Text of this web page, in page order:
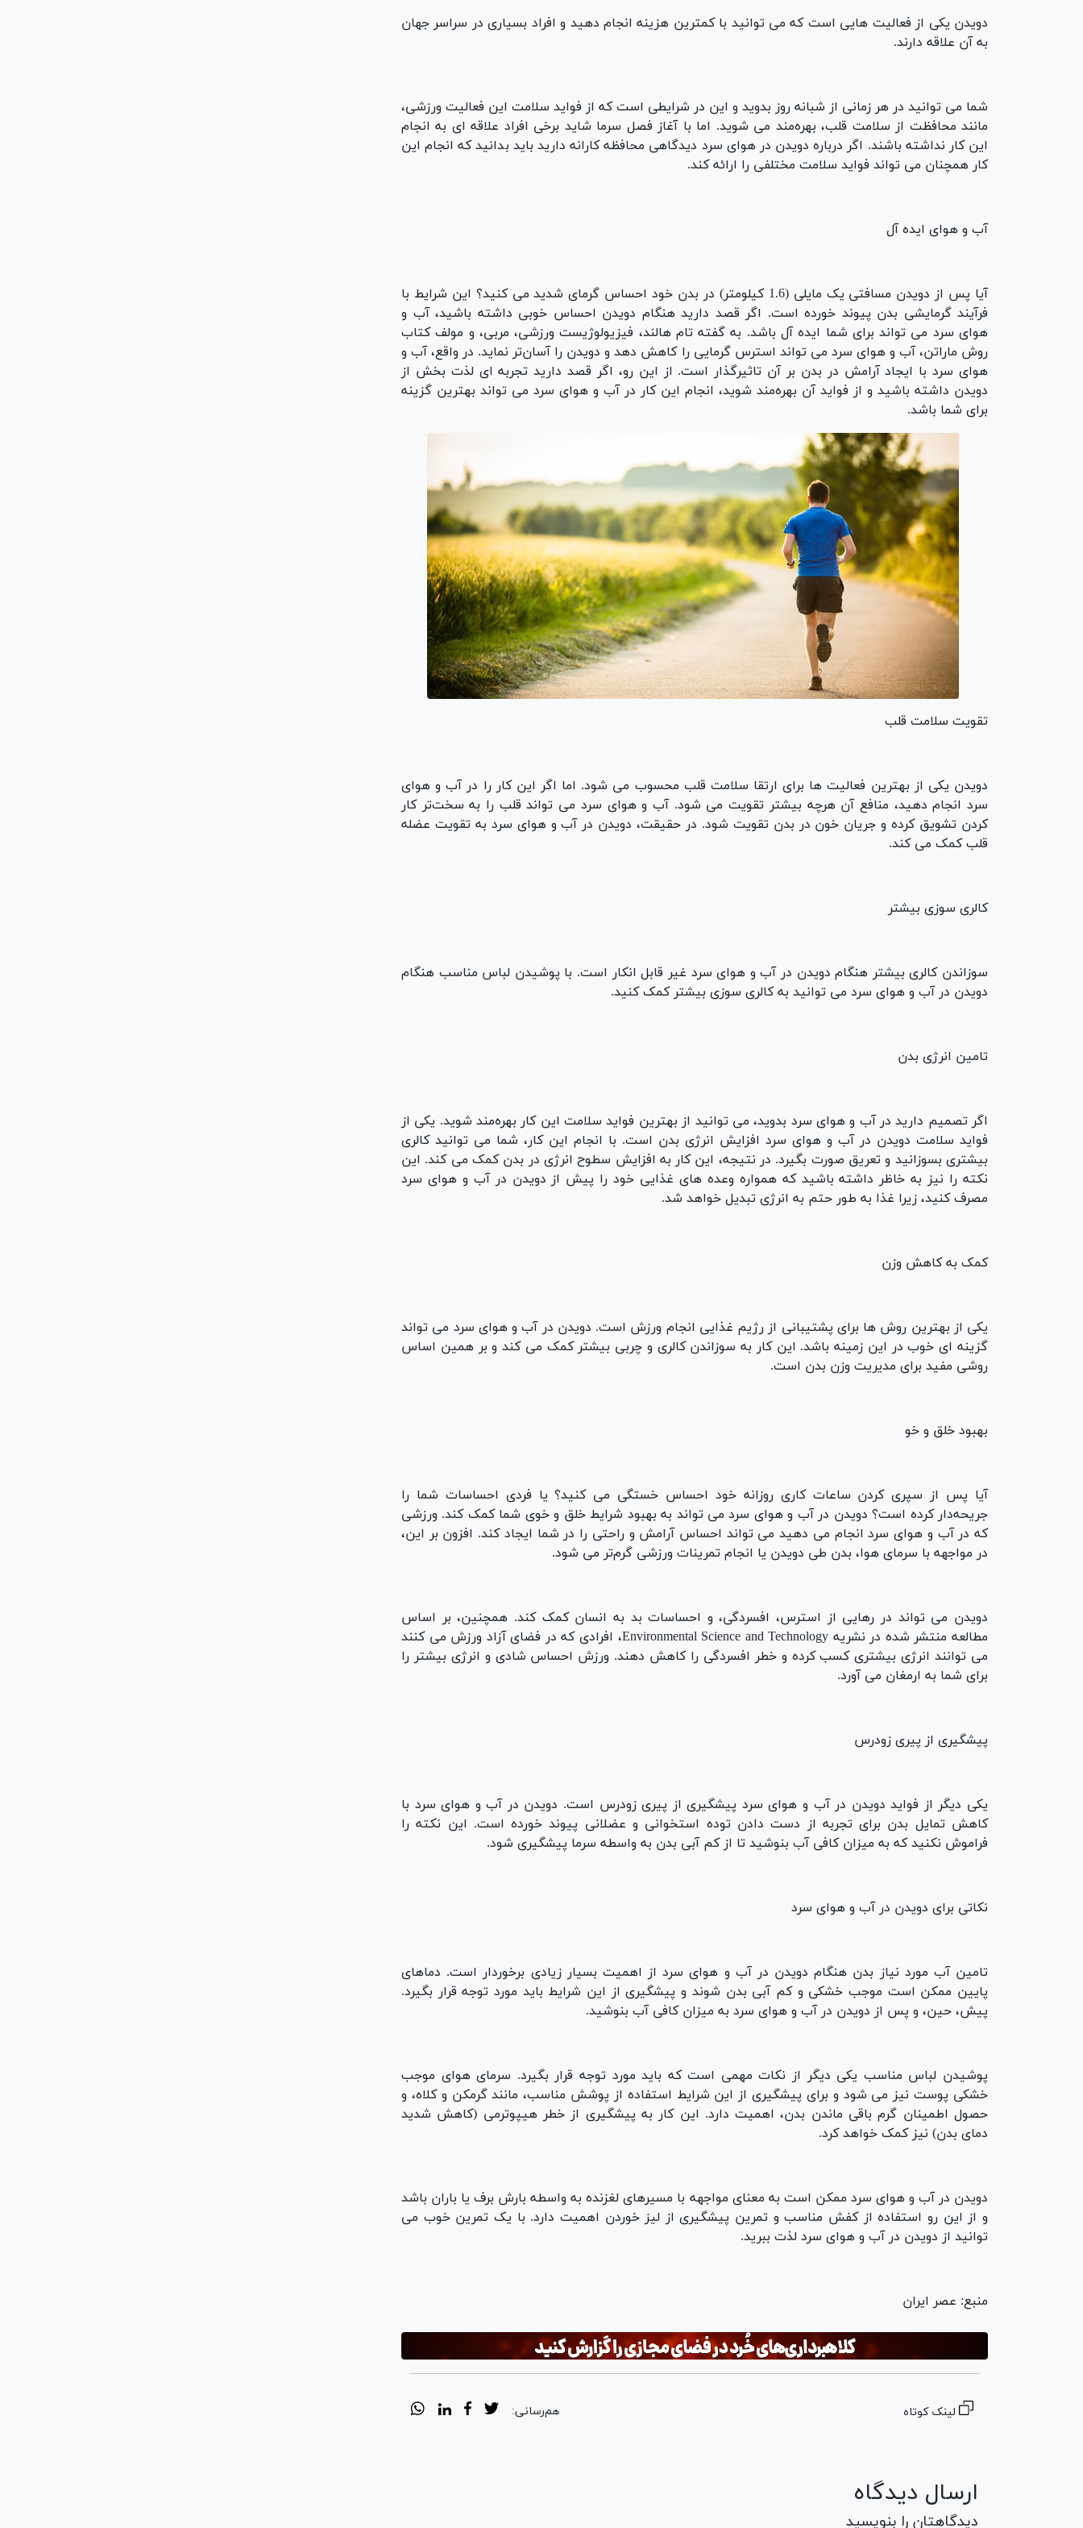
دویدن یکی از فعالیت هایی است که می توانید با کمترین هزینه انجام دهید و افراد بسیاری در سراسر جهان
به آن علاقه دارند.
شما می توانید در هر زمانی از شبانه روز بدوید و این در شرایطی است که از فواید سلامت این فعالیت ورزشی،
مانند محافظت از سلامت قلب، بهره‌مند می شوید. اما با آغاز فصل سرما شاید برخی افراد علاقه ای به انجام
این کار نداشته باشند. اگر درباره دویدن در هوای سرد دیدگاهی محافظه کارانه دارید باید بدانید که انجام این
کار همچنان می تواند فواید سلامت مختلفی را ارائه کند.
آب و هوای ایده آل
آیا پس از دویدن مسافتی یک مایلی (1.6 کیلومتر) در بدن خود احساس گرمای شدید می کنید؟ این شرایط با
فرآیند گرمایشی بدن پیوند خورده است. اگر قصد دارید هنگام دویدن احساس خوبی داشته باشید، آب و
هوای سرد می تواند برای شما ایده آل باشد. به گفته تام هالند، فیزیولوژیست ورزشی، مربی، و مولف کتاب
روش ماراتن، آب و هوای سرد می تواند استرس گرمایی را کاهش دهد و دویدن را آسان‌تر نماید. در واقع، آب و
هوای سرد با ایجاد آرامش در بدن بر آن تاثیرگذار است. از این رو، اگر قصد دارید تجربه ای لذت بخش از
دویدن داشته باشید و از فواید آن بهره‌مند شوید، انجام این کار در آب و هوای سرد می تواند بهترین گزینه
برای شما باشد.
تقویت سلامت قلب
دویدن یکی از بهترین فعالیت ها برای ارتقا سلامت قلب محسوب می شود. اما اگر این کار را در آب و هوای
سرد انجام دهید، منافع آن هرچه بیشتر تقویت می شود. آب و هوای سرد می تواند قلب را به سخت‌تر کار
کردن تشویق کرده و جریان خون در بدن تقویت شود. در حقیقت، دویدن در آب و هوای سرد به تقویت عضله
قلب کمک می کند.
کالری سوزی بیشتر
سوزاندن کالری بیشتر هنگام دویدن در آب و هوای سرد غیر قابل انکار است. با پوشیدن لباس مناسب هنگام
دویدن در آب و هوای سرد می توانید به کالری سوزی بیشتر کمک کنید.
تامین انرژی بدن
اگر تصمیم دارید در آب و هوای سرد بدوید، می توانید از بهترین فواید سلامت این کار بهره‌مند شوید. یکی از
فواید سلامت دویدن در آب و هوای سرد افزایش انرژی بدن است. با انجام این کار، شما می توانید کالری
بیشتری بسوزانید و تعریق صورت بگیرد. در نتیجه، این کار به افزایش سطوح انرژی در بدن کمک می کند. این
نکته را نیز به خاظر داشته باشید که همواره وعده های غذایی خود را پیش از دویدن در آب و هوای سرد
مصرف کنید، زیرا غذا به طور حتم به انرژی تبدیل خواهد شد.
کمک به کاهش وزن
یکی از بهترین روش ها برای پشتیبانی از رژیم غذایی انجام ورزش است. دویدن در آب و هوای سرد می تواند
گزینه ای خوب در این زمینه باشد. این کار به سوزاندن کالری و چربی بیشتر کمک می کند و بر همین اساس
روشی مفید برای مدیریت وزن بدن است.
بهبود خلق و خو
آیا پس از سپری کردن ساعات کاری روزانه خود احساس خستگی می کنید؟ یا فردی احساسات شما را
جریحه‌دار کرده است؟ دویدن در آب و هوای سرد می تواند به بهبود شرایط خلق و خوی شما کمک کند. ورزشی
که در آب و هوای سرد انجام می دهید می تواند احساس آرامش و راحتی را در شما ایجاد کند. افزون بر این،
در مواجهه با سرمای هوا، بدن طی دویدن یا انجام تمرینات ورزشی گرم‌تر می شود.
دویدن می تواند در رهایی از استرس، افسردگی، و احساسات بد به انسان کمک کند. همچنین، بر اساس
مطالعه منتشر شده در نشریه Environmental Science and Technology، افرادی که در فضای آزاد ورزش می کنند
می توانند انرژی بیشتری کسب کرده و خطر افسردگی را کاهش دهند. ورزش احساس شادی و انرژی بیشتر را
برای شما به ارمغان می آورد.
پیشگیری از پیری زودرس
یکی دیگر از فواید دویدن در آب و هوای سرد پیشگیری از پیری زودرس است. دویدن در آب و هوای سرد با
کاهش تمایل بدن برای تجربه از دست دادن توده استخوانی و عضلانی پیوند خورده است. این نکته را
فراموش نکنید که به میزان کافی آب بنوشید تا از کم آبی بدن به واسطه سرما پیشگیری شود.
نکاتی برای دویدن در آب و هوای سرد
تامین آب مورد نیاز بدن هنگام دویدن در آب و هوای سرد از اهمیت بسیار زیادی برخوردار است. دماهای
پایین ممکن است موجب خشکی و کم آبی بدن شوند و پیشگیری از این شرایط باید مورد توجه قرار بگیرد.
پیش، حین، و پس از دویدن در آب و هوای سرد به میزان کافی آب بنوشید.
پوشیدن لباس مناسب یکی دیگر از نکات مهمی است که باید مورد توجه قرار بگیرد. سرمای هوای موجب
خشکی پوست نیز می شود و برای پیشگیری از این شرایط استفاده از پوشش مناسب، مانند گرمکن و کلاه، و
حصول اطمینان گرم باقی ماندن بدن، اهمیت دارد. این کار به پیشگیری از خطر هیپوترمی (کاهش شدید
دمای بدن) نیز کمک خواهد کرد.
دویدن در آب و هوای سرد ممکن است به معنای مواجهه با مسیرهای لغزنده به واسطه بارش برف یا باران باشد
و از این رو استفاده از کفش مناسب و تمرین پیشگیری از لیز خوردن اهمیت دارد. با یک تمرین خوب می
توانید از دویدن در آب و هوای سرد لذت ببرید.
منبع: عصر ایران
لینک کوتاه هم‌رسانی:
ارسال دیدگاه
دیدگاهتان را بنویسید